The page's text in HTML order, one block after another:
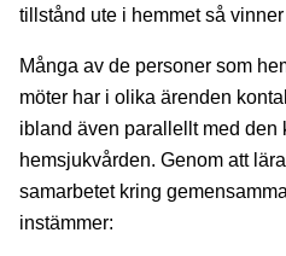
tillstånd ute i hemmet så
Många av de personer som
möter har i olika ärenden
ibland även parallellt med den
hemsjukvården. Genom att
samarbetet kring
instämmer: